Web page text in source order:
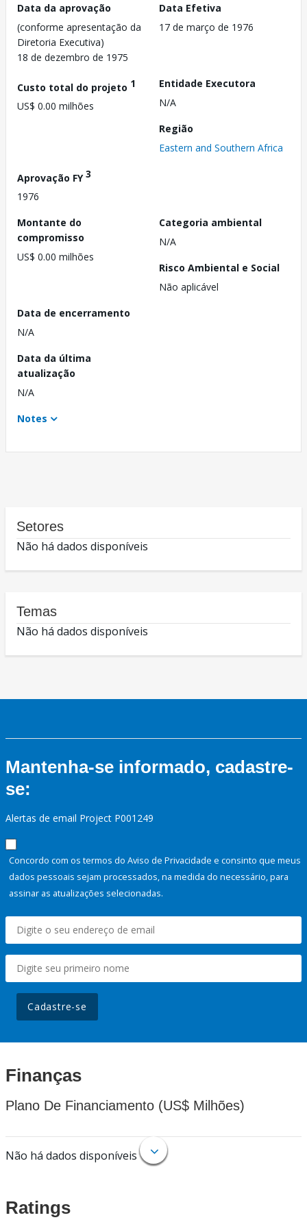
Data da aprovação
(conforme apresentação da
Diretoria Executiva)
18 de dezembro de 1975
Data Efetiva
17 de março de 1976
Custo total do projeto 1
US$ 0.00 milhões
Entidade Executora
N/A
Região
Eastern and Southern Africa
Aprovação FY3
1976
Montante do
compromisso
US$ 0.00 milhões
Categoria ambiental
N/A
Risco Ambiental e Social
Não aplicável
Data de encerramento
N/A
Data da última
atualização
N/A
Notes
Setores
Não há dados disponíveis
Temas
Não há dados disponíveis
Mantenha-se informado, cadastre-
se:
Alertas de email Project P001249
Concordo com os termos do Aviso de Privacidade e consinto que meus
dados pessoais sejam processados, na medida do necessário, para
assinar as atualizações selecionadas.
Cadastre-se
Finanças
Plano De Financiamento (US$ Milhões)
Não há dados disponíveis
Ratings